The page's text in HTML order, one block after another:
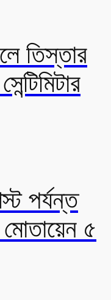
তিস্তার
পর্যন্ত
৫